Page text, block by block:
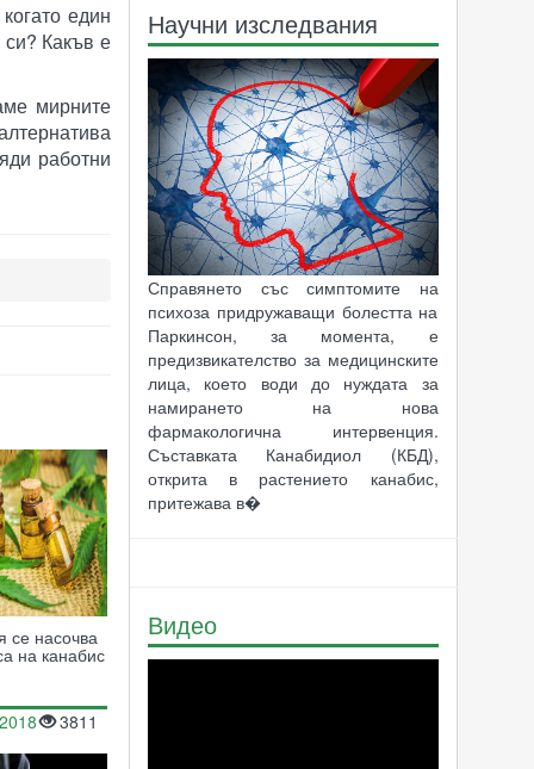
един
Какъв е
мирните
работни
се насочва
на канабис
3811
Научни изследвания
Справянето със симптомите на
психоза придружаващи болестта на
Паркинсон, за момента, е
предизвикателство за медицинските
лица, което води до нуждата за
намирането на нова
фармакологична интервенция.
Съставката Канабидиол (КБД),
открита в растението канабис,
притежава в�
Видео